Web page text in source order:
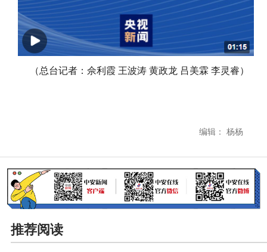
（总台记者：佘利霞 王波涛 黄政龙 吕美霖 李灵睿）
编辑： 杨杨
推荐阅读